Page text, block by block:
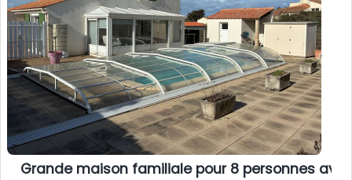
Grande maison familiale pour 8 personnes